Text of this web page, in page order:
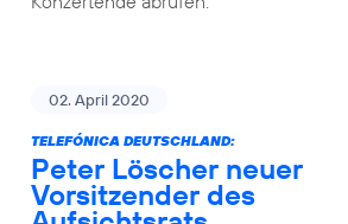
02. April 2020
TELEFÓNICA DEUTSCHLAND:
Peter Löscher neuer
Vorsitzender des